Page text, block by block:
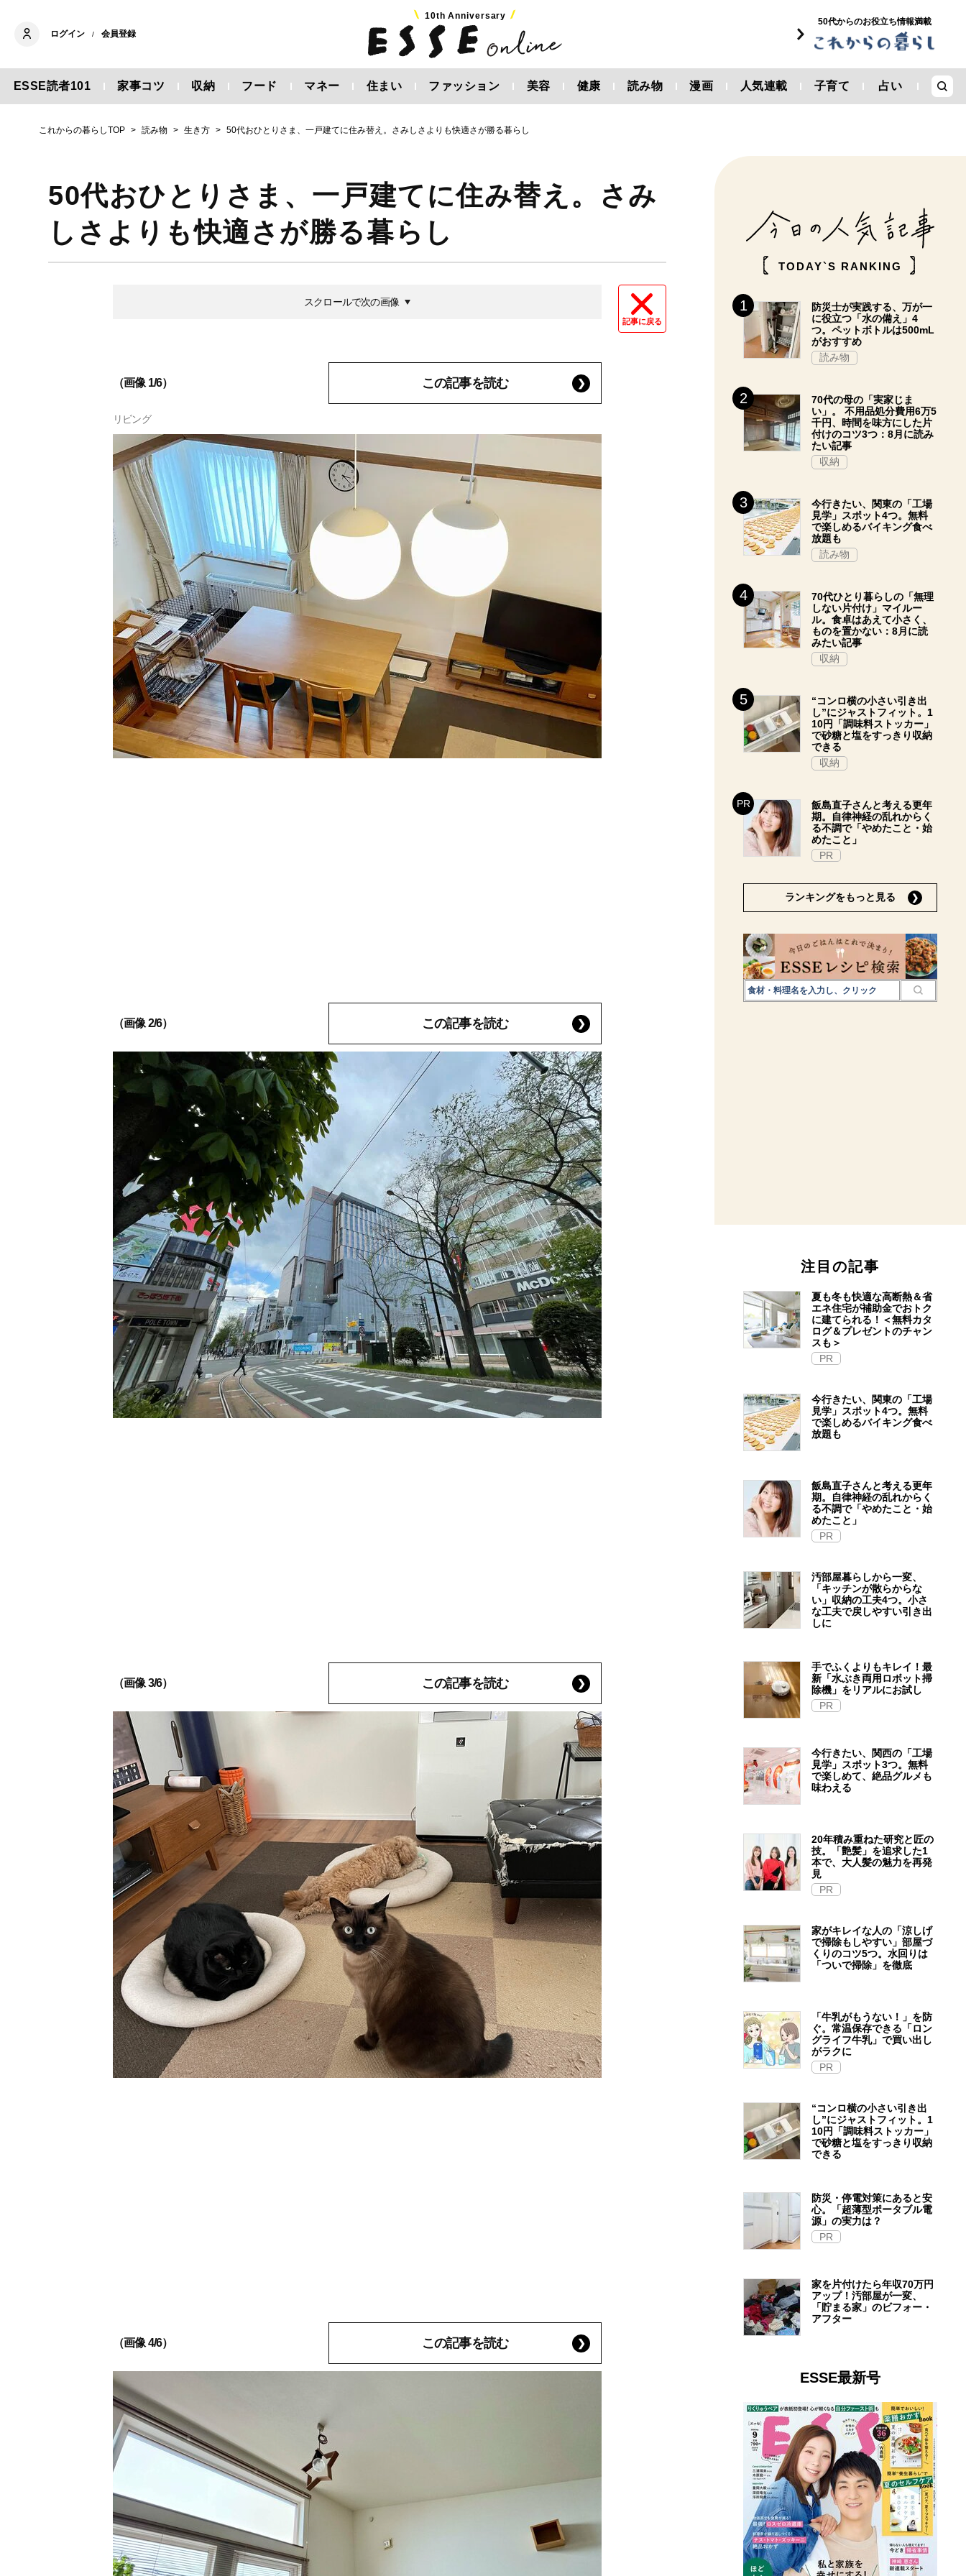
ログイン / 会員登録
10th Anniversary
50代からのお役立ち情報満載
ESSE読者101 家事コツ 収納 フード マネー 住まい ファッション 美容 健康 読み物 漫画 人気連載 子育て 占い
これからの暮らしTOP 読み物 生き方 50代おひとりさま、一戸建てに住み替え。さみしさよりも快適さが勝る暮らし
50代おひとりさま、一戸建てに住み替え。さみ
しさよりも快適さが勝る暮らし
記事に戻る
スクロールで次の画像
（画像 1/6） この記事を読む
リビング
（画像 2/6） この記事を読む
（画像 3/6） この記事を読む
（画像 4/6） この記事を読む
TODAY`S RANKING
防災士が実践する、万が一
に役立つ「水の備え」4
つ。ペットボトルは500mL
がおすすめ
読み物
70代の母の「実家じま
い」。 不用品処分費用6万5
千円、時間を味方にした片
付けのコツ3つ：8月に読み
たい記事
収納
今行きたい、関東の「工場
見学」スポット4つ。無料
で楽しめるバイキング食べ
放題も
読み物
70代ひとり暮らしの「無理
しない片付け」マイルー
ル。食卓はあえて小さく、
ものを置かない：8月に読
みたい記事
収納
“コンロ横の小さい引き出
し”にジャストフィット。1
10円「調味料ストッカー」
で砂糖と塩をすっきり収納
できる
収納
飯島直子さんと考える更年
期。自律神経の乱れからく
る不調で「やめたこと・始
めたこと」
PR
ランキングをもっと見る
注目の記事
夏も冬も快適な高断熱＆省
エネ住宅が補助金でおトク
に建てられる！＜無料カタ
ログ＆プレゼントのチャン
スも＞
PR
今行きたい、関東の「工場
見学」スポット4つ。無料
で楽しめるバイキング食べ
放題も
飯島直子さんと考える更年
期。自律神経の乱れからく
る不調で「やめたこと・始
めたこと」
PR
汚部屋暮らしから一変、
「キッチンが散らからな
い」収納の工夫4つ。小さ
な工夫で戻しやすい引き出
しに
手でふくよりもキレイ！最
新「水ぶき両用ロボット掃
除機」をリアルにお試し
PR
今行きたい、関西の「工場
見学」スポット3つ。無料
で楽しめて、絶品グルメも
味わえる
20年積み重ねた研究と匠の
技。「艶髪」を追求した1
本で、大人髪の魅力を再発
見
PR
家がキレイな人の「涼しげ
で掃除もしやすい」部屋づ
くりのコツ5つ。水回りは
「ついで掃除」を徹底
「牛乳がもうない！」を防
ぐ。常温保存できる「ロン
グライフ牛乳」で買い出し
がラクに
PR
“コンロ横の小さい引き出
し”にジャストフィット。1
10円「調味料ストッカー」
で砂糖と塩をすっきり収納
できる
防災・停電対策にあると安
心。「超薄型ポータブル電
源」の実力は？​
PR
家を片付けたら年収70万円
アップ！汚部屋が一変、
「貯まる家」のビフォー・
アフター
ESSE最新号